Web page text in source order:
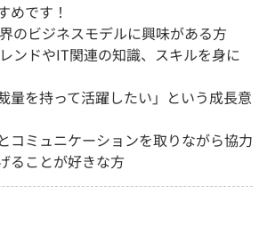
です！
のビジネスモデルに興味がある方
ンドやIT関連の知識、スキルを身に
量を持って活躍したい」という成長意
コミュニケーションを取りながら協力
ることが好きな方